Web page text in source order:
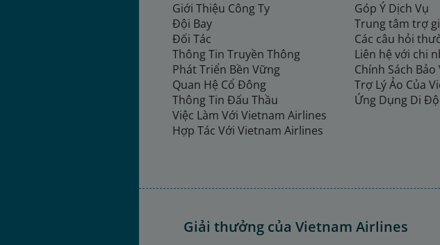
Giới Thiệu Công Ty
Đội Bay
Đối Tác
Thông Tin Truyền Thông
Phát Triển Bền Vững
Quan Hệ Cổ Đông
Thông Tin Đấu Thầu
Việc Làm Với Vietnam Airlines
Hợp Tác Với Vietnam Airlines
Góp Ý Dịch Vụ
Trung tâm trợ
Các câu hỏi
Liên hệ với chi
Chính Sách
Trợ Lý Ảo Của
Ứng Dụng Di
Giải thưởng của Vietnam Airlines